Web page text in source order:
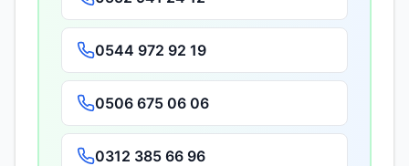
0544 972 92 19
0506 675 06 06
0312 385 66 96